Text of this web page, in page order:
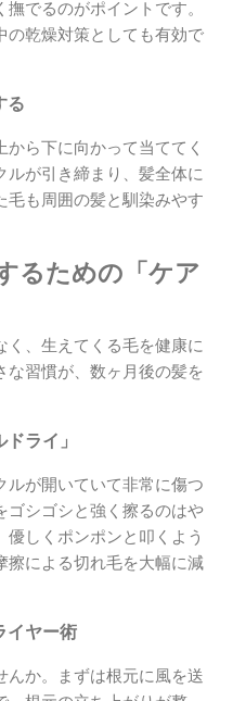
でるのがポイントです。
の乾燥対策としても有効で
る
ら下に向かって当ててく
ルが引き締まり、髪全体に
毛も周囲の髪と馴染みやす
るための「ケア
く、生えてくる毛を健康に
な習慣が、数ヶ月後の髪を
ライ」
ルが開いていて非常に傷つ
ゴシゴシと強く擦るのはや
しくポンポンと叩くよう
擦による切れ毛を大幅に減
イヤー術
んか。まずは根元に風を送